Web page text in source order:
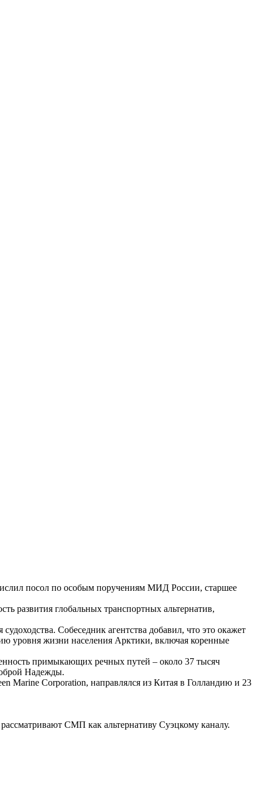
посол по особым поручениям МИД России, старшее
развития глобальных транспортных альтернатив,
Собеседник агентства добавил, что это окажет
уровня жизни населения Арктики, включая коренные
примыкающих речных путей – около 37 тысяч
Надежды.
Marine Corporation, направлялся из Китая в Голландию и 23
СМП как альтернативу Суэцкому каналу.